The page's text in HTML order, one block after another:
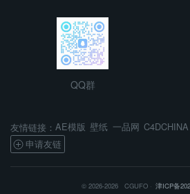
QQ群
友情链接： AE模版 壁纸 一品网 C4DCHINA
申请友链
© 2026-2026 CGUFO · 津ICP备